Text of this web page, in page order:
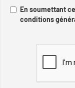
En soumettant
conditions